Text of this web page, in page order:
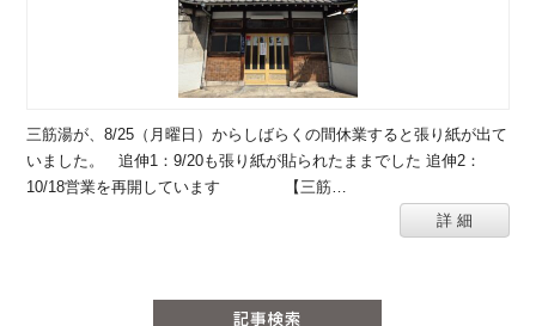
三筋湯が、8/25（月曜日）からしばらくの間休業すると張り紙が出て
いました。 追伸1：9/20も張り紙が貼られたままでした 追伸2：
10/18営業を再開しています 【三筋…
詳 細